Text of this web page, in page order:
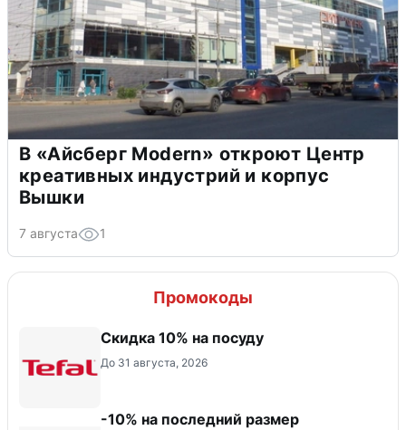
В «Айсберг Modern» откроют Центр
креативных индустрий и корпус
Вышки
7 августа 1
Промокоды
Скидка 10% на посуду
До 31 августа, 2026
-10% на последний размер